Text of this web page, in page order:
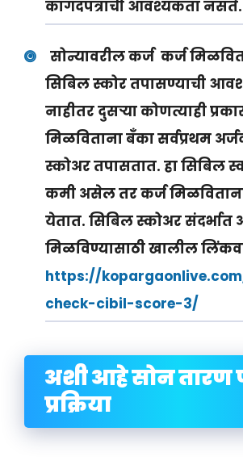
कागदपत्रांची आवश्यकता नसते.
सोन्यावरील कर्ज कर्ज
सिबिल स्कोर तपासण्याची
नाहीतर दुसऱ्या कोणत्याही
मिळविताना बँका सर्वप्रथम
स्कोअर तपासतात. हा सिबिल
कमी असेल तर कर्ज
येतात. सिबिल स्कोअर संदर्भात
मिळविण्यासाठी खालील
https://
check-cibil-score-3/
अशी आहे सोन तारण
प्रक्रिया